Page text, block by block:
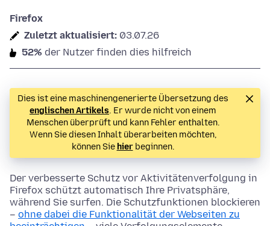
Firefox
Zuletzt aktualisiert: 03.07.26
52% der Nutzer finden dies hilfreich
Dies ist eine maschinengenerierte Übersetzung des
englischen Artikels. Er wurde nicht von einem
Menschen überprüft und kann Fehler enthalten.
Wenn Sie diesen Inhalt überarbeiten möchten,
können Sie hierbeginnen.
Der verbesserte Schutz vor Aktivitätenverfolgung in
Firefox schützt automatisch Ihre Privatsphäre,
während Sie surfen. Die Schutzfunktionen blockieren
– ohne dabei die Funktionalität der Webseiten zu